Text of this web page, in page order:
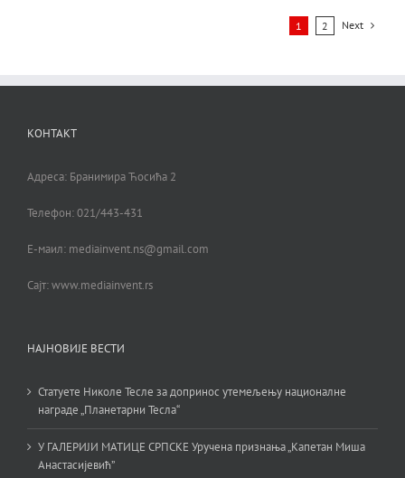
1 2 Next
КОНТАКТ
Адреса: Бранимира Ћосића 2
Телефон: 021/443-431
Е-маил: mediainvent.ns@gmail.com
Сајт: www.mediainvent.rs
НАЈНОВИЈЕ ВЕСТИ
Статуете Николе Тесле за допринос утемељењу националне
награде „Планетарни Тесла“
У ГАЛЕРИЈИ МАТИЦЕ СРПСКЕ Уручена признања „Капетан Миша
Анастасијевић”